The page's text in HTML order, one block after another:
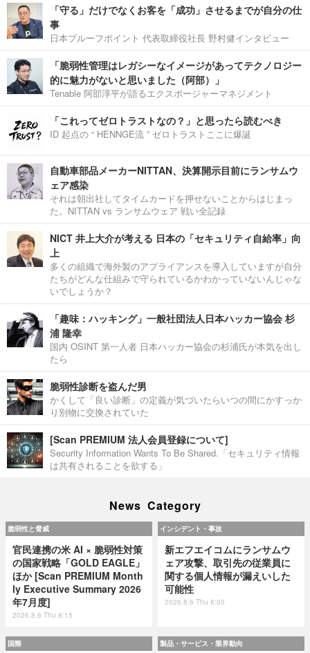
「守る」だけでなくお客を「成功」させるまでが自分の仕
事
日本プルーフポイント 代表取締役社長 野村健インタビュー
「脆弱性管理はレガシーなイメージがあってテクノロジー
的に魅力がないと思いました（阿部）」
Tenable 阿部淳平が語るエクスポージャーマネジメント
「これってゼロトラストなの？」と思ったら読むべき
ID 起点の “ HENNGE流 ” ゼロトラストここに爆誕
自動車部品メーカーNITTAN、決算開示目前にランサムウ
ェア感染
それは朝出社してタイムカードを押せないことからはじまっ
た。NITTAN vs ランサムウェア 戦い全記録
NICT 井上大介が考える 日本の「セキュリティ自給率」向
上
多くの組織で海外製のアプライアンスを導入していますが自分
たちがどんな仕組みで守られているかわかっていないんじゃな
いでしょうか？
「趣味：ハッキング」一般社団法人日本ハッカー協会 杉
浦 隆幸
国内 OSINT 第一人者 日本ハッカー協会の杉浦氏が本気を出し
たら
脆弱性診断を盗んだ男
かくして「良い診断」の定義が気づいたらいつの間にかすっか
り別物に交換されていた
[Scan PREMIUM 法人会員登録について]
Security Information Wants To Be Shared.「セキュリティ情報
は共有されることを欲する」
News Category
脆弱性と脅威
官民連携の米 AI × 脆弱性対策
の国家戦略「GOLD EAGLE」
ほか [Scan PREMIUM Month
ly Executive Summary 2026
年7月度]
2026.8.6 Thu 8:15
インシデント・事故
新エフエイコムにランサムウ
ェア攻撃、取引先の従業員に
関する個人情報が漏えいした
可能性
2026.8.6 Thu 8:05
国際 製品・サービス・業界動向